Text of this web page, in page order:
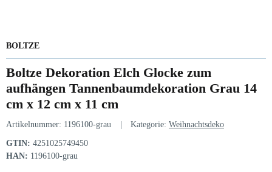
BOLTZE
Boltze Dekoration Elch Glocke zum
aufhängen Tannenbaumdekoration Grau 14
cm x 12 cm x 11 cm
Artikelnummer: 1196100-grau Kategorie: Weihnachtsdeko
GTIN: 4251025749450
HAN: 1196100-grau